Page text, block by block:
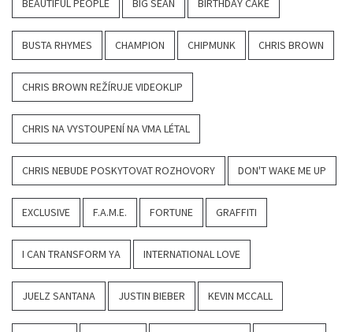
BEAUTIFUL PEOPLE BIG SEAN BIRTHDAY CAKE
BUSTA RHYMES CHAMPION CHIPMUNK CHRIS BROWN
CHRIS BROWN REŽÍRUJE VIDEOKLIP
CHRIS NA VYSTOUPENÍ NA VMA LÉTAL
CHRIS NEBUDE POSKYTOVAT ROZHOVORY DON'T WAKE ME UP
EXCLUSIVE F.A.M.E. FORTUNE GRAFFITI
I CAN TRANSFORM YA INTERNATIONAL LOVE
JUELZ SANTANA JUSTIN BIEBER KEVIN MCCALL